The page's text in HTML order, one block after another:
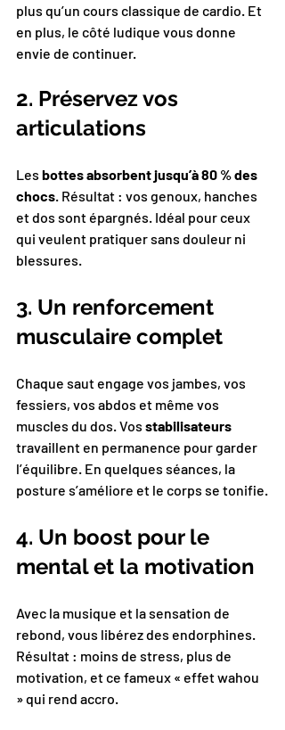
plus qu’un cours classique de cardio. Et
en plus, le côté ludique vous donne
envie de continuer.
2. Préservez vos
articulations
Les bottes absorbent jusqu’à 80 % des
chocs. Résultat : vos genoux, hanches
et dos sont épargnés. Idéal pour ceux
qui veulent pratiquer sans douleur ni
blessures.
3. Un renforcement
musculaire complet
Chaque saut engage vos jambes, vos
fessiers, vos abdos et même vos
muscles du dos. Vos stabilisateurs
travaillent en permanence pour garder
l’équilibre. En quelques séances, la
posture s’améliore et le corps se tonifie.
4. Un boost pour le
mental et la motivation
Avec la musique et la sensation de
rebond, vous libérez des endorphines.
Résultat : moins de stress, plus de
motivation, et ce fameux « effet wahou
» qui rend accro.